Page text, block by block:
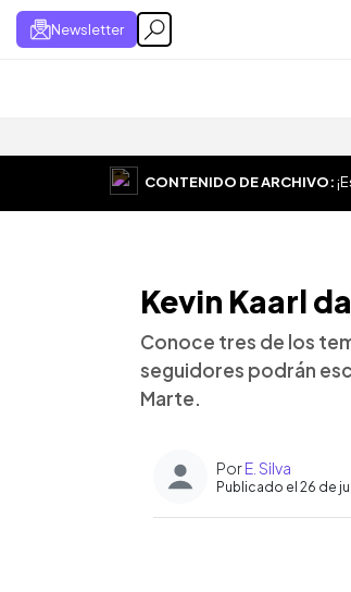
Newsletter
CONTENIDO DE ARCHIVO:
Kevin Kaarl
Conoce tres de los
seguidores podrán
Marte.
PorE. Silva
Publicado el 26 de